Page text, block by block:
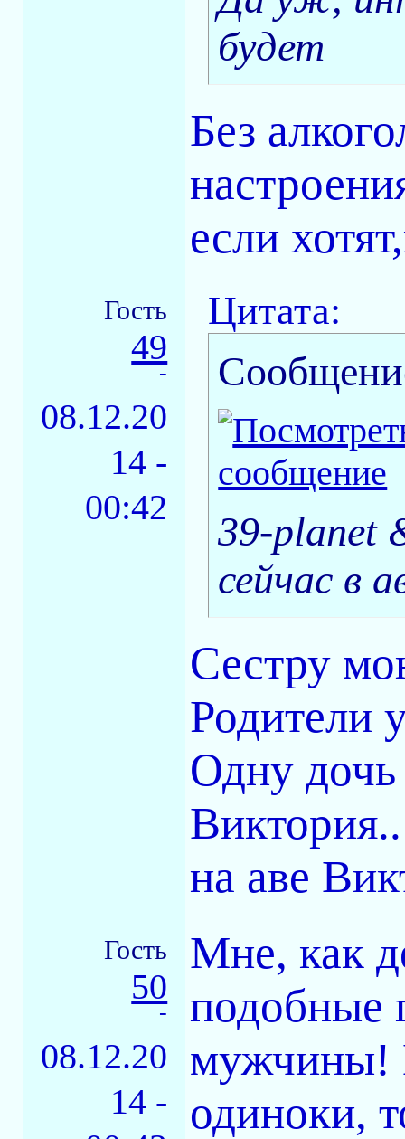
будет
Без
если
Гость
49
-
08.12.20
14 -
00:42
Цитата:
39-planet
сейчас в
Сестру
Родители
Одну
Виктория..
на аве
Гость
50
-
08.12.20
14 -
Мне, как
подобные
мужчины!
одиноки,